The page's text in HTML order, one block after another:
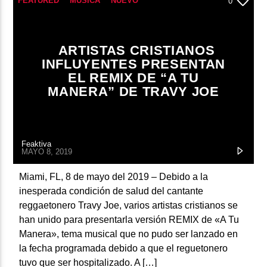
ARTISTAS CRISTIANOS
INFLUYENTES PRESENTAN
EL REMIX DE “A TU
MANERA” DE TRAVY JOE
Feaktiva
MAYO 8, 2019
Miami, FL, 8 de mayo del 2019 – Debido a la
inesperada condición de salud del cantante
reggaetonero Travy Joe, varios artistas cristianos se
han unido para presentarla versión REMIX de «A Tu
Manera», tema musical que no pudo ser lanzado en
la fecha programada debido a que el reguetonero
tuvo que ser hospitalizado. A […]